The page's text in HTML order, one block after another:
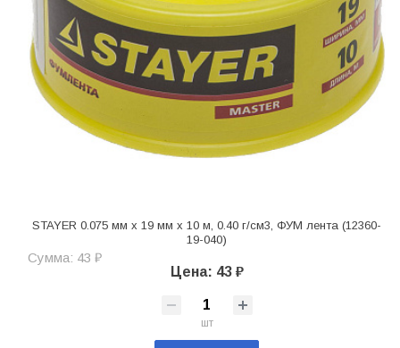
STAYER 0.075 мм х 19 мм х 10 м, 0.40 г/см3, ФУМ лента (12360-
19-040)
Сумма: 43 ₽
Цена: 43 ₽
шт